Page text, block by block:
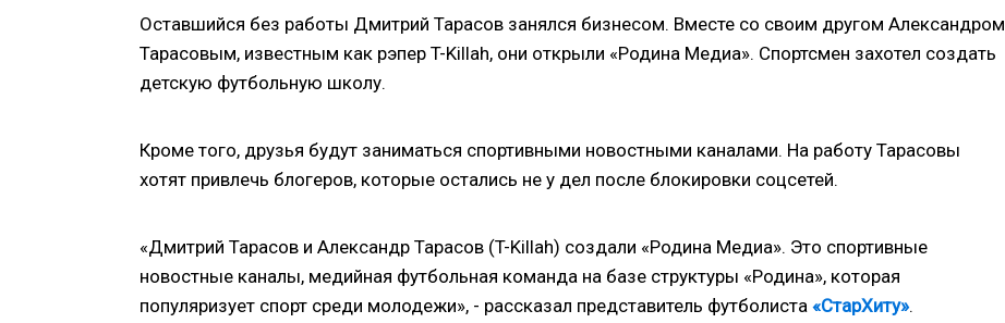
Оставшийся без работы Дмитрий Тарасов занялся бизнесом. Вместе со своим другом Александром
Тарасовым, известным как рэпер T-Killah, они открыли «Родина Медиа». Спортсмен захотел создать
детскую футбольную школу.
Кроме того, друзья будут заниматься спортивными новостными каналами. На работу Тарасовы
хотят привлечь блогеров, которые остались не у дел после блокировки соцсетей.
«Дмитрий Тарасов и Александр Тарасов (T-Killah) создали «Родина Медиа». Это спортивные
новостные каналы, медийная футбольная команда на базе структуры «Родина», которая
популяризует спорт среди молодежи», - рассказал представитель футболиста «СтарХиту».